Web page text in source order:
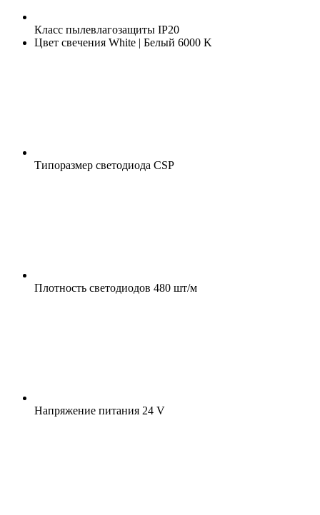
Класс пылевлагозащиты IP20
Цвет свечения White | Белый 6000 K
Типоразмер светодиода CSP
Плотность светодиодов 480 шт/м
Напряжение питания 24 V